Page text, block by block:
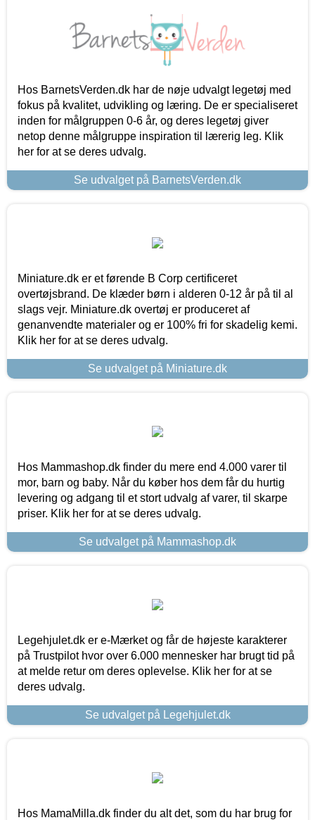
Hos BarnetsVerden.dk har de nøje udvalgt legetøj med
fokus på kvalitet, udvikling og læring. De er specialiseret
inden for målgruppen 0-6 år, og deres legetøj giver
netop denne målgruppe inspiration til lærerig leg. Klik
her for at se deres udvalg.
Se udvalget på BarnetsVerden.dk
Miniature.dk er et førende B Corp certificeret
overtøjsbrand. De klæder børn i alderen 0-12 år på til al
slags vejr. Miniature.dk overtøj er produceret af
genanvendte materialer og er 100% fri for skadelig kemi.
Klik her for at se deres udvalg.
Se udvalget på Miniature.dk
Hos Mammashop.dk finder du mere end 4.000 varer til
mor, barn og baby. Når du køber hos dem får du hurtig
levering og adgang til et stort udvalg af varer, til skarpe
priser. Klik her for at se deres udvalg.
Se udvalget på Mammashop.dk
Legehjulet.dk er e-Mærket og får de højeste karakterer
på Trustpilot hvor over 6.000 mennesker har brugt tid på
at melde retur om deres oplevelse. Klik her for at se
deres udvalg.
Se udvalget på Legehjulet.dk
Hos MamaMilla.dk finder du alt det, som du har brug for